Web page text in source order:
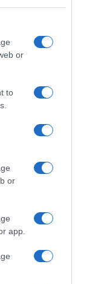
or
to
or
app.
na
stopalo